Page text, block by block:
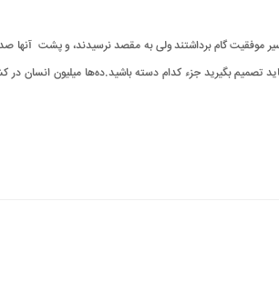
گام برداشتند ولی به مقصد نرسیدند، و پشت آنها
تصمیم بگیرید جزء کدام دسته باشید.ده‌ها میلیون‌ انسان در